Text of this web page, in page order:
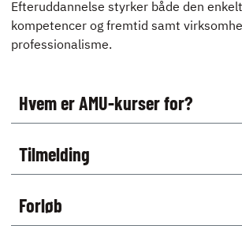
Efteruddannelse styrker både den
kompetencer og fremtid samt
professionalisme.
Hvem er AMU-kurser for?
Tilmelding
Forløb